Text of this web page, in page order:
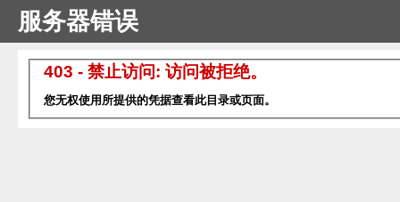
服务器错误
403 - 禁止访问: 访问被拒绝。
您无权使用所提供的凭据查看此目录或页面。